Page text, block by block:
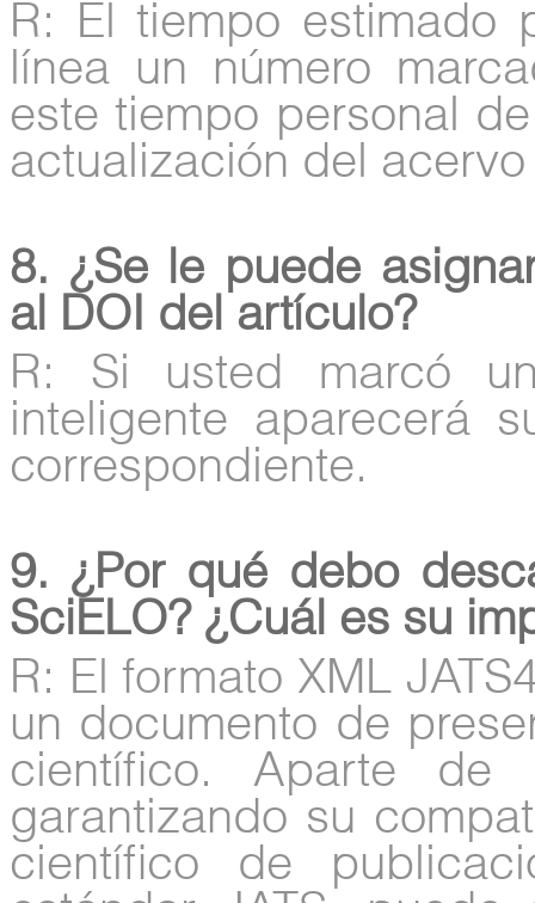
R: El tiempo estimado
línea un número
este tiempo personal
actualización del
8. ¿Se le puede
al DOI del artículo?
R: Si usted marcó
inteligente aparecerá
correspondiente.
9. ¿Por qué debo
SciELO? ¿Cuál es su
R: El formato XML
un documento de
científico. Aparte de
garantizando su
científico de